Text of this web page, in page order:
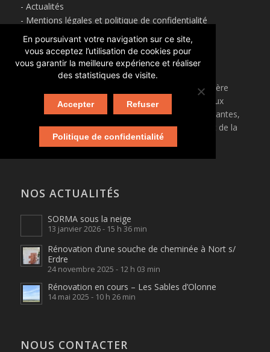
Actualités
Mentions légales et politique de confidentialité
À PROPOS
est une entreprise de rénovation immobilière
spécialisée dans la maçonnerie ancienne, située aux
Sorinières (44). Elle intervient principalement sur Nantes,
Saint Nazaire, Pornic, et dans tout le département de la
Loire-Atlantique.
NOS ACTUALITÉS
SORMA sous la neige
13 janvier 2026 - 15 h 36 min
Rénovation d’une souche de cheminée à Nort s/
Erdre
24 novembre 2025 - 12 h 03 min
Rénovation en cours – Les Sables d’Olonne
14 mai 2025 - 10 h 26 min
NOUS CONTACTER
En poursuivant votre navigation sur ce site,
vous acceptez l’utilisation de cookies pour
vous garantir la meilleure expérience et réaliser
des statistiques de visite.
Accepter Refuser
Politique de confidentialité